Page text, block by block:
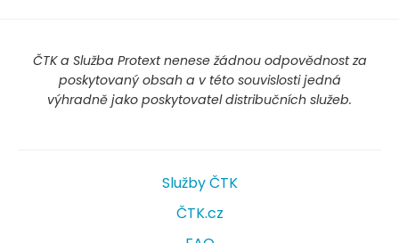
ČTK a Služba Protext nenese žádnou odpovědnost za
poskytovaný obsah a v této souvislosti jedná
výhradně jako poskytovatel distribučních služeb.
Služby ČTK
ČTK.cz